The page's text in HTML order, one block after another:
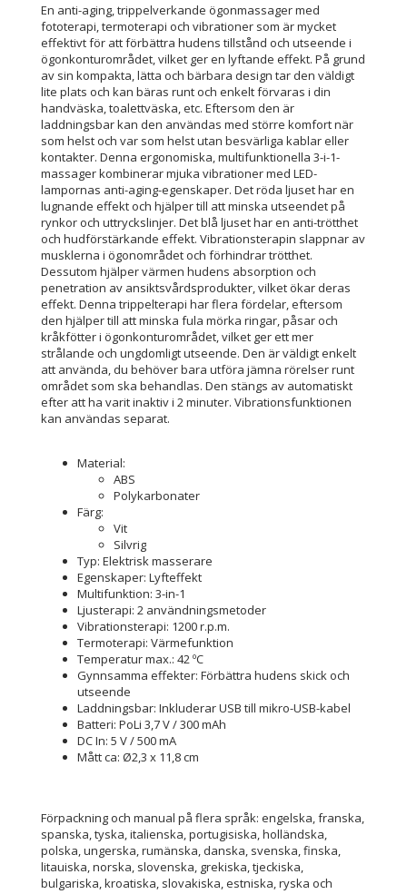
En anti-aging, trippelverkande ögonmassager med
fototerapi, termoterapi och vibrationer som är mycket
effektivt för att förbättra hudens tillstånd och utseende i
ögonkonturområdet, vilket ger en lyftande effekt. På grund
av sin kompakta, lätta och bärbara design tar den väldigt
lite plats och kan bäras runt och enkelt förvaras i din
handväska, toalettväska, etc. Eftersom den är
laddningsbar kan den användas med större komfort när
som helst och var som helst utan besvärliga kablar eller
kontakter. Denna ergonomiska, multifunktionella 3-i-1-
massager kombinerar mjuka vibrationer med LED-
lampornas anti-aging-egenskaper. Det röda ljuset har en
lugnande effekt och hjälper till att minska utseendet på
rynkor och uttryckslinjer. Det blå ljuset har en anti-trötthet
och hudförstärkande effekt. Vibrationsterapin slappnar av
musklerna i ögonområdet och förhindrar trötthet.
Dessutom hjälper värmen hudens absorption och
penetration av ansiktsvårdsprodukter, vilket ökar deras
effekt. Denna trippelterapi har flera fördelar, eftersom
den hjälper till att minska fula mörka ringar, påsar och
kråkfötter i ögonkonturområdet, vilket ger ett mer
strålande och ungdomligt utseende. Den är väldigt enkelt
att använda, du behöver bara utföra jämna rörelser runt
området som ska behandlas. Den stängs av automatiskt
efter att ha varit inaktiv i 2 minuter. Vibrationsfunktionen
kan användas separat.
Material:
ABS
Polykarbonater
Färg:
Vit
Silvrig
Typ: Elektrisk masserare
Egenskaper: Lyfteffekt
Multifunktion: 3-in-1
Ljusterapi: 2 användningsmetoder
Vibrationsterapi: 1200 r.p.m.
Termoterapi: Värmefunktion
Temperatur max.: 42 ºC
Gynnsamma effekter: Förbättra hudens skick och
utseende
Laddningsbar: Inkluderar USB till mikro-USB-kabel
Batteri: PoLi 3,7 V / 300 mAh
DC In: 5 V / 500 mA
Mått ca: Ø2,3 x 11,8 cm
Förpackning och manual på flera språk: engelska, franska,
spanska, tyska, italienska, portugisiska, holländska,
polska, ungerska, rumänska, danska, svenska, finska,
litauiska, norska, slovenska, grekiska, tjeckiska,
bulgariska, kroatiska, slovakiska, estniska, ryska och